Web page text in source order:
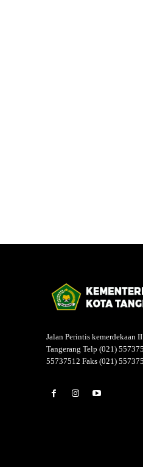
Jalan Perintis kemerdekaan
Tangerang Telp (021)
55737512 Faks (021)